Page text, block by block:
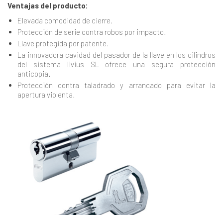
Ventajas del producto:
Elevada comodidad de cierre.
Protección de serie contra robos por impacto.
Llave protegida por patente.
La innovadora cavidad del pasador de la llave en los cilindros
del sistema livius SL ofrece una segura protección
anticopia.
Protección contra taladrado y arrancado para evitar la
apertura violenta.